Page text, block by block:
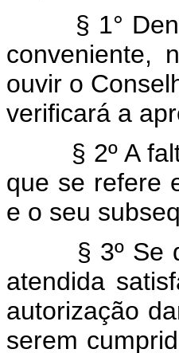
§ 1° Dentro
conveniente,
ouvir o
verificará a
§ 2º A falta
que se refere
e o seu
§ 3º Se
atendida
autorização
serem